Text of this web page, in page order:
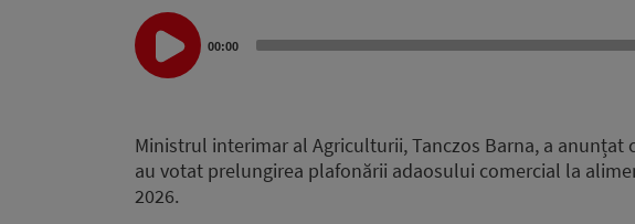
Audio
Player
00:00
Ministrul interimar al Agriculturii, Tanczos Barna, a
au votat prelungirea plafonării adaosului comercial la
2026.